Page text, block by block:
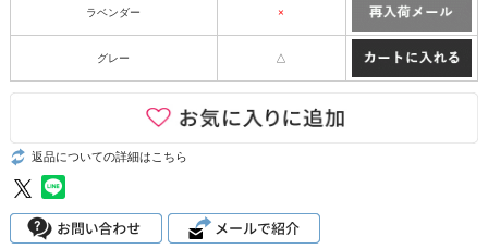
ラベンダー ×
グレー △
返品についての詳細はこちら